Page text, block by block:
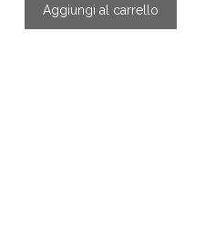
Aggiungi al carrello